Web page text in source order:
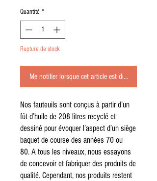
Quantité *
Rupture de stock
Me notifier lorsque cet article est disponible
Nos fauteuils sont conçus à partir d’un
fût d’huile de 208 litres recyclé et
dessiné pour évoquer l’aspect d’un siège
baquet de course des années 70 ou
80. A tous les niveaux, nous essayons
de concevoir et fabriquer des produits de
qualité. Cependant, nos produits restent